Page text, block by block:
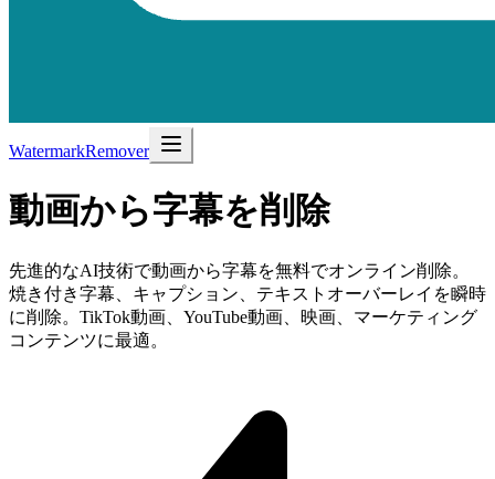
WatermarkRemover
動画から字幕を削除
先進的なAI技術で動画から字幕を無料でオンライン削除。
焼き付き字幕、キャプション、テキストオーバーレイを瞬時
に削除。TikTok動画、YouTube動画、映画、マーケティング
コンテンツに最適。